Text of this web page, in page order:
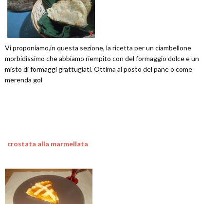
Vi proponiamo,in questa sezione, la ricetta per un ciambellone
morbidissimo che abbiamo riempito con del formaggio dolce e un
misto di formaggi grattugiati. Ottima al posto del pane o come
merenda gol
crostata alla marmellata